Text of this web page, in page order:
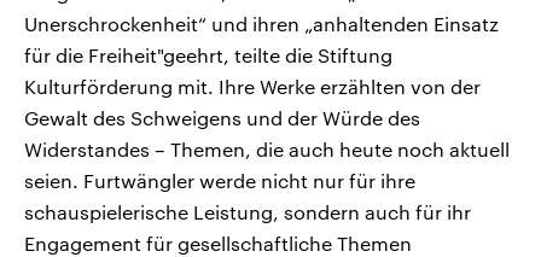
Unerschrockenheit“ und ihren „anhaltenden Einsatz
für die Freiheit"geehrt, teilte die Stiftung
Kulturförderung mit. Ihre Werke erzählten von der
Gewalt des Schweigens und der Würde des
Widerstandes – Themen, die auch heute noch aktuell
seien. Furtwängler werde nicht nur für ihre
schauspielerische Leistung, sondern auch für ihr
Engagement für gesellschaftliche Themen